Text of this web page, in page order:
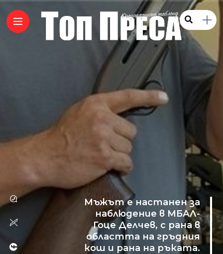
Мъжът е настанен за
наблюдение в МБАЛ-
Гоце Делчев, с рана в
областта на гръдния
кош и рана на ръката.